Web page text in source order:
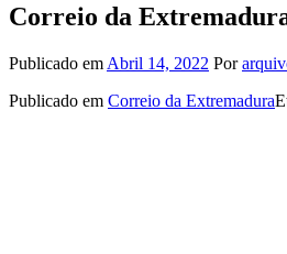
Correio da
Publicado em Abril 14, 2022 Por
Publicado em Correio da Extremadura